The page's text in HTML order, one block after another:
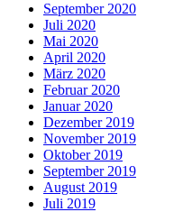
September 2020
Juli 2020
Mai 2020
April 2020
März 2020
Februar 2020
Januar 2020
Dezember 2019
November 2019
Oktober 2019
September 2019
August 2019
Juli 2019